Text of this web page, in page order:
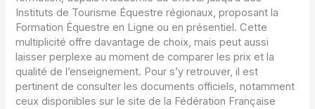
Instituts de Tourisme Équestre régionaux, proposant la
Formation Équestre en Ligne ou en présentiel. Cette
multiplicité offre davantage de choix, mais peut aussi
laisser perplexe au moment de comparer les prix et la
qualité de l’enseignement. Pour s’y retrouver, il est
pertinent de consulter les documents officiels, notamment
ceux disponibles sur le site de la Fédération Française